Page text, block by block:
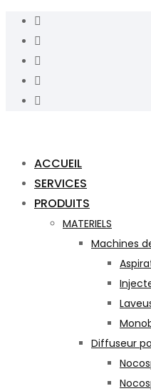
ACCUEIL
SERVICES
PRODUITS
MATERIELS
Machines
Diffuseur